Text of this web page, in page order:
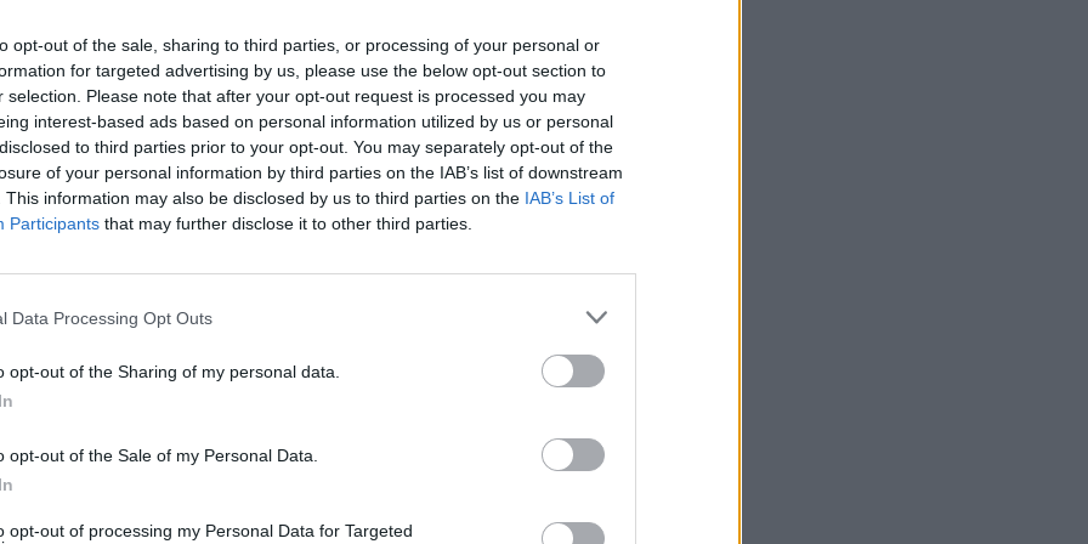
opt-out of the sale, sharing to third parties, or processing of your personal or
for targeted advertising by us, please use the below opt-out section to
selection. Please note that after your opt-out request is processed you may
interest-based ads based on personal information utilized by us or personal
to third parties prior to your opt-out. You may separately opt-out of the
of your personal information by third parties on the IAB’s list of downstream
This information may also be disclosed by us to third parties on the IAB’s List of
Participants that may further disclose it to other third parties.
Data Processing Opt Outs
opt-out of the Sharing of my personal data.
opt-out of the Sale of my Personal Data.
opt-out of processing my Personal Data for Targeted
υποθέσεις αυτές, ταυτοποιήθηκε και συνελήφθη
σχηματίστηκε σχετική δικογραφία.
έρευνα και προανάκριση της ανωτέρω Υπηρεσίας και μετά
προέκυψε ότι ο 65χρονος κατά το χρονικό διάστημα
πέντε (5) περιπτώσεις κλοπών σε δωμάτια ξενοδοχείων,
συσκευές (ταμπλετ, ηλεκτρονικούς υπολογιστές,
και διάφορα αντικείμενα.
εντοπίστηκε και συνελήφθη ο 65χρονος ενώ σε
και σε έρευνα που διενεργήθηκε σε χώρο όπου διαμένει,
από αρχές διάφορων Χωρών, (2) άδειες ικανότητας
(2) κινητά τηλέφωνα, (1) υπολογιστής, (3)
βραχιόλια), διάφορα αντικείμενα (γυναικεία τσάντα,
προϊόντα κλοπής και αφού κατασχέθηκαν,
δικογραφία για πλαστογραφία καθώς κατά τον
έγγραφα για την παραμονή του στη χώρα τα οποία